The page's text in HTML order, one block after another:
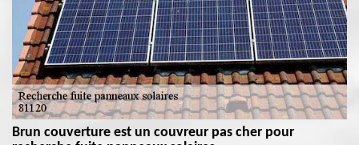
Brun couverture est un couvreur pas cher pour